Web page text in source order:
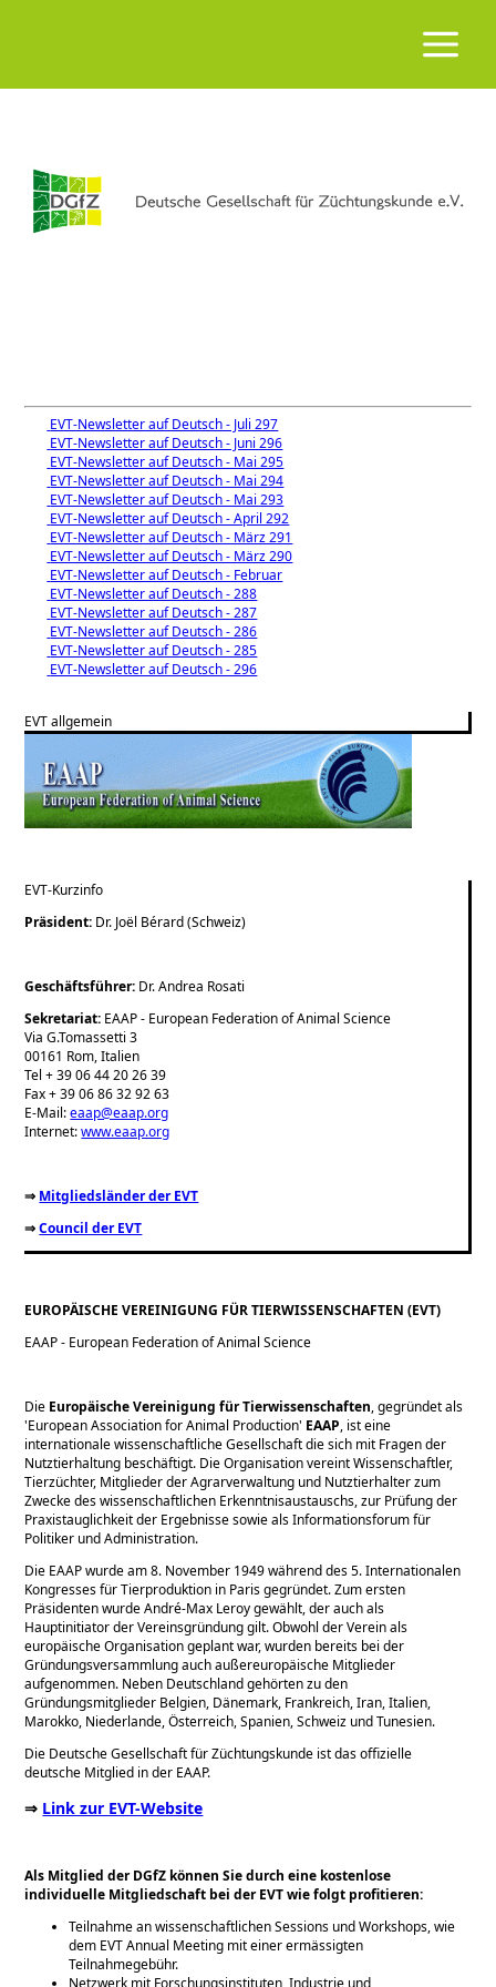
EVT-Newsletter auf Deutsch - Juli 297
EVT-Newsletter auf Deutsch - Juni 296
EVT-Newsletter auf Deutsch - Mai 295
EVT-Newsletter auf Deutsch - Mai 294
EVT-Newsletter auf Deutsch - Mai 293
EVT-Newsletter auf Deutsch - April 292
EVT-Newsletter auf Deutsch - März 291
EVT-Newsletter auf Deutsch - März 290
EVT-Newsletter auf Deutsch - Februar
EVT-Newsletter auf Deutsch - 288
EVT-Newsletter auf Deutsch - 287
EVT-Newsletter auf Deutsch - 286
EVT-Newsletter auf Deutsch - 285
EVT-Newsletter auf Deutsch - 296
EVT allgemein
EVT-Kurzinfo
Präsident: Dr. Joël Bérard (Schweiz)
Geschäftsführer: Dr. Andrea Rosati
Sekretariat: EAAP - European Federation of Animal Science
Via G.Tomassetti 3
00161 Rom, Italien
Tel + 39 06 44 20 26 39
Fax + 39 06 86 32 92 63
E-Mail:eaap@eaap.org
Internet:www.eaap.org
⇒ Mitgliedsländer der EVT
⇒Council der EVT
EUROPÄISCHE VEREINIGUNG FÜR TIERWISSENSCHAFTEN (EVT)
EAAP - European Federation of Animal Science
Die Europäische Vereinigung für Tierwissenschaften, gegründet als
'European Association for Animal Production' EAAP, ist eine
internationale wissenschaftliche Gesellschaft die sich mit Fragen der
Nutztierhaltung beschäftigt. Die Organisation vereint Wissenschaftler,
Tierzüchter, Mitglieder der Agrarverwaltung und Nutztierhalter zum
Zwecke des wissenschaftlichen Erkenntnisaustauschs, zur Prüfung der
Praxistauglichkeit der Ergebnisse sowie als Informationsforum für
Politiker und Administration.
Die EAAP wurde am 8. November 1949 während des 5. Internationalen
Kongresses für Tierproduktion in Paris gegründet. Zum ersten
Präsidenten wurde André-Max Leroy gewählt, der auch als
Hauptinitiator der Vereinsgründung gilt. Obwohl der Verein als
europäische Organisation geplant war, wurden bereits bei der
Gründungsversammlung auch außereuropäische Mitglieder
aufgenommen. Neben Deutschland gehörten zu den
Gründungsmitglieder Belgien, Dänemark, Frankreich, Iran, Italien,
Marokko, Niederlande, Österreich, Spanien, Schweiz und Tunesien.
Die Deutsche Gesellschaft für Züchtungskunde ist das offizielle
deutsche Mitglied in der EAAP.
⇒ Link zur EVT-Website
Als Mitglied der DGfZ können Sie durch eine kostenlose
individuelle Mitgliedschaft bei der EVT wie folgt profitieren:
Teilnahme an wissenschaftlichen Sessions und Workshops, wie
dem EVT Annual Meeting mit einer ermässigten
Teilnahmegebühr.